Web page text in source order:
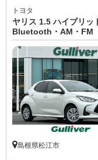
トヨタ
ヤリス 1.5 ハイブリッ
Bluetooth・AM・FM
島根県松江市